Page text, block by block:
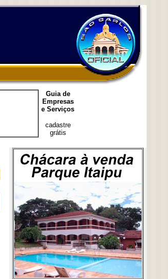
Guia de
Empresas
e Serviços
cadastre
grátis